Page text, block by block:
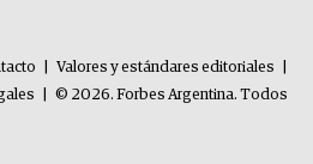
Valores y estándares editoriales
© 2026. Forbes Argentina. Todos